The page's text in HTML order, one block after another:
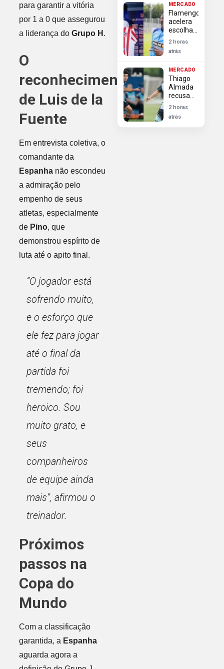
para garantir a vitória
por 1 a 0 que assegurou
a liderança do Grupo H .
O
reconhecimento
de Luis de la
Fuente
Em entrevista coletiva, o
comandante da
Espanhanão escondeu
a admiração pelo
empenho de seus
atletas, especialmente
de Pino, que
demonstrou espírito de
luta até o apito final.
“O jogador está
sofrendo muito,
e o esforço que
ele fez para jogar
até o final da
partida foi
tremendo; foi
heroico. Sou
muito grato, e
seus
companheiros
de equipe ainda
mais”, afirmou o
treinador.
Próximos
passos na
Copa do
Mundo
Com a classificação
garantida, a Espanha
aguarda agora a
em Luiz
Henrique
MERCADO
Flamengo
acelera
escolha
de Luiz
Henrique
ou
para
Libertadores
2 horas
atrás
MERCADO
Thiago
Almada
recusa
proposta
do
Flamengo
2 horas
atrás